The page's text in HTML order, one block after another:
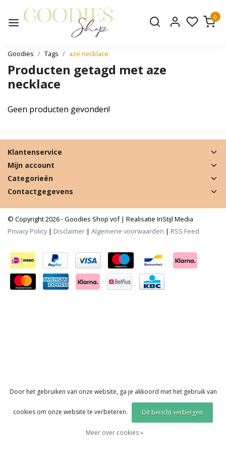
0
Goodies Tags aze necklace
Producten getagd met aze
necklace
Geen producten gevonden!
Klantenservice
Mijn account
Categorieën
Contactgegevens
© Copyright 2026 - Goodies Shop vof | Realisatie InStijl Media
Privacy Policy| Disclaimer | Algemene voorwaarden | RSS Feed
Door het gebruiken van onze website, ga je akkoord met het gebruik van
cookies om onze website te verbeteren. Dit bericht verbergen
Meer over cookies »